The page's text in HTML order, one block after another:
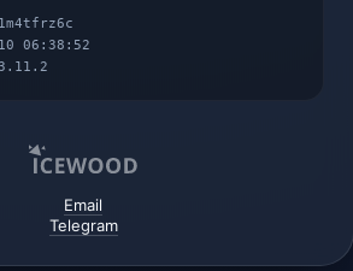
06:38:52
Email
Telegram